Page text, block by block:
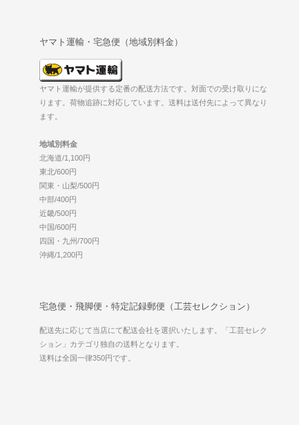
ヤマト運輸・宅急便（地域別料金）
ヤマト運輸が提供する定番の配送方法です。対面での受け取りにな
ります。荷物追跡に対応しています。送料は送付先によって異なり
ます。
地域別料金
北海道/1,100円
東北/600円
関東・山梨/500円
中部/400円
近畿/500円
中国/600円
四国・九州/700円
沖縄/1,200円
宅急便・飛脚便・特定記録郵便（工芸セレクション）
配送先に応じて当店にて配送会社を選択いたします。「工芸セレク
ション」カテゴリ独自の送料となります。
送料は全国一律350円です。